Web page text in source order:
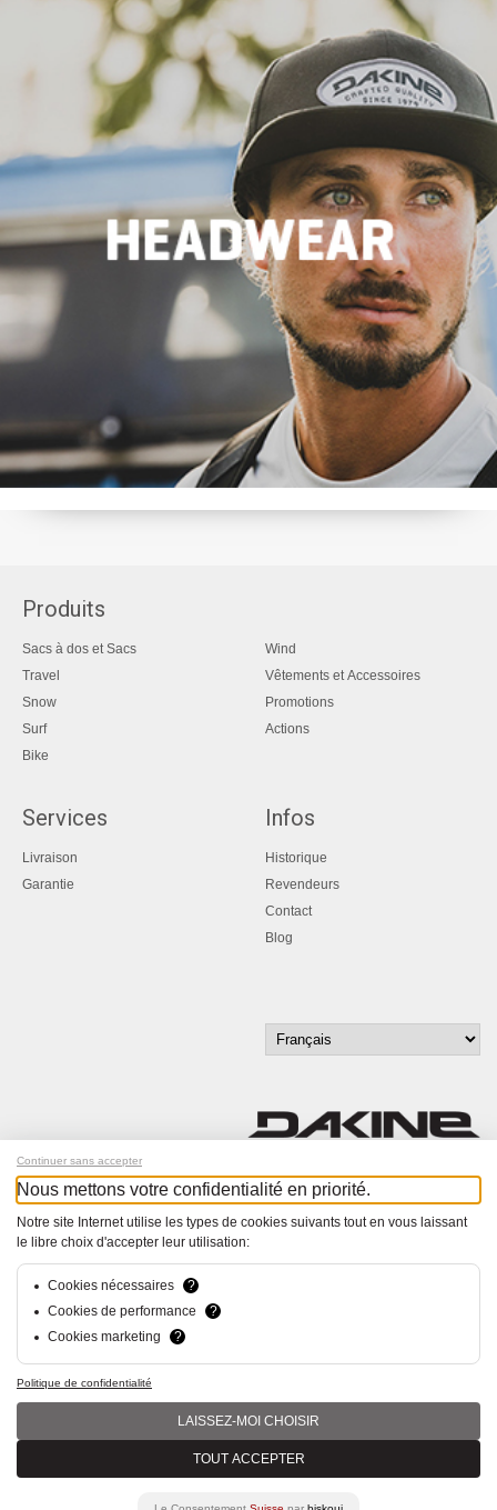
Produits
Sacs à dos et Sacs
Travel
Snow
Surf
Bike
Wind
Vêtements et Accessoires
Promotions
Actions
Services
Livraison
Garantie
Infos
Historique
Revendeurs
Contact
Blog
Inscrivez-vous à notre newsletter !
Tous droits réservés - Informations non contractuelles
hsolutions.ch
Continuer sans accepter
Nous mettons votre confidentialité en priorité.
Notre site Internet utilise les types de cookies suivants tout en vous laissant
le libre choix d'accepter leur utilisation:
Cookies nécessaires
?
Cookies de performance
?
Cookies marketing
?
Politique de confidentialité
LAISSEZ-MOI CHOISIR
TOUT ACCEPTER